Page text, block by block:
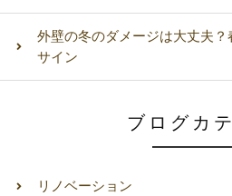
外壁の冬のダメージは大丈夫
サイン
ブログカ
リノベーション